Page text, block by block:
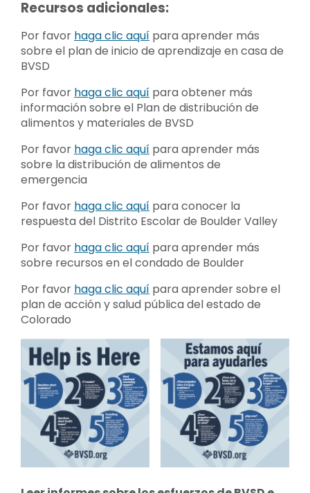
Recursos adicionales:
Por favor haga clic aquí para aprender más
sobre el plan de inicio de aprendizaje en casa de
BVSD
Por favor haga clic aquí para obtener más
información sobre el Plan de distribución de
alimentos y materiales de BVSD
Por favor haga clic aquí para aprender más
sobre la distribución de alimentos de
emergencia
Por favor haga clic aquí para conocer la
respuesta del Distrito Escolar de Boulder Valley
Por favor haga clic aquí para aprender más
sobre recursos en el condado de Boulder
Por favor haga clic aquí para aprender sobre el
plan de acción y salud pública del estado de
Colorado